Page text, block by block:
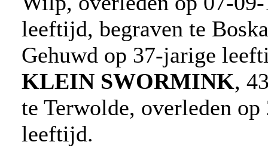
leeftijd, begraven te
Gehuwd op 37-jarige
KLEIN SWORMINK,
te Terwolde, overleden
leeftijd.